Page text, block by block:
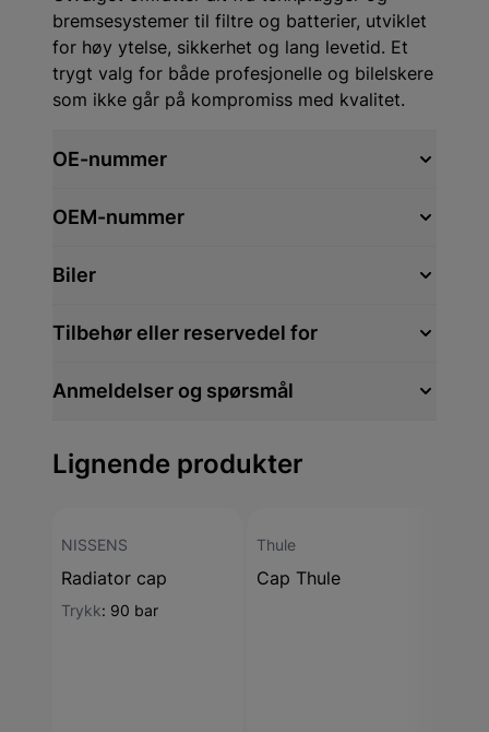
bremsesystemer til filtre og batterier, utviklet
for høy ytelse, sikkerhet og lang levetid. Et
trygt valg for både profesjonelle og bilelskere
som ikke går på kompromiss med kvalitet.
OE-nummer
OEM-nummer
Biler
Tilbehør eller reservedel for
Anmeldelser og spørsmål
Lignende produkter
NISSENS
Radiator cap
Trykk: 90 bar
Thule
Cap Thule